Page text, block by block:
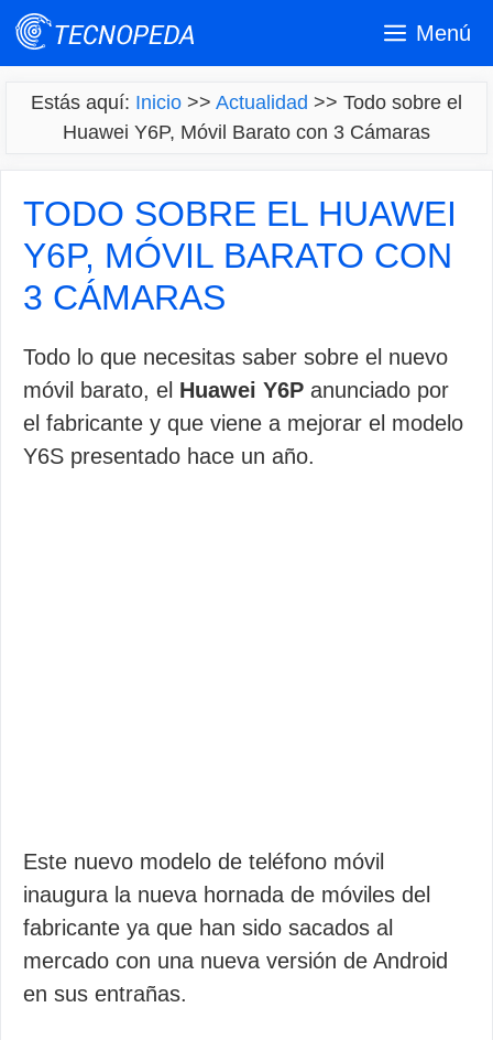
Saltar
Menú
Estás aquí: Inicio >> Actualidad >> Todo sobre el
Huawei Y6P, Móvil Barato con 3 Cámaras
TODO SOBRE EL HUAWEI
Y6P, MÓVIL BARATO CON
3 CÁMARAS
Todo lo que necesitas saber sobre el nuevo
móvil barato, el Huawei Y6P anunciado por
el fabricante y que viene a mejorar el modelo
Y6S presentado hace un año.
Este nuevo modelo de teléfono móvil
inaugura la nueva hornada de móviles del
fabricante ya que han sido sacados al
mercado con una nueva versión de Android
en sus entrañas.